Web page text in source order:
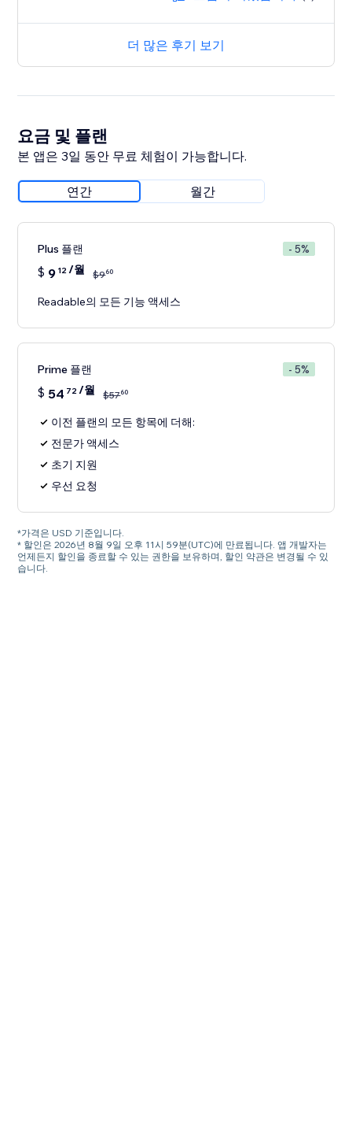
더 많은 후기 보기
요금 및 플랜
본 앱은 3일 동안 무료 체험이 가능합니다.
연간 월간
Plus 플랜 - 5%
$ 9 12/월 $960
Readable의 모든 기능 액세스
Prime 플랜 - 5%
$ 54 72/월 $5760
이전 플랜의 모든 항목에 더해:
전문가 액세스
초기 지원
우선 요청
*가격은 USD 기준입니다.
* 할인은 2026년 8월 9일 오후 11시 59분(UTC)에 만료됩니다. 앱 개발자는
언제든지 할인을 종료할 수 있는 권한을 보유하며, 할인 약관은 변경될 수 있
습니다.